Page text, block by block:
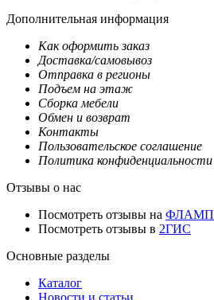
Дополнительная информация
Как оформить заказ
Доставка/самовывоз
Отправка в регионы
Подъем на этаж
Сборка мебели
Обмен и возврат
Контакты
Пользовательское соглашение
Политика конфиденциальности
Отзывы о нас
Посмотреть отзывы на ФЛАМП
Посмотреть отзывы в 2ГИС
Основные разделы
Каталог